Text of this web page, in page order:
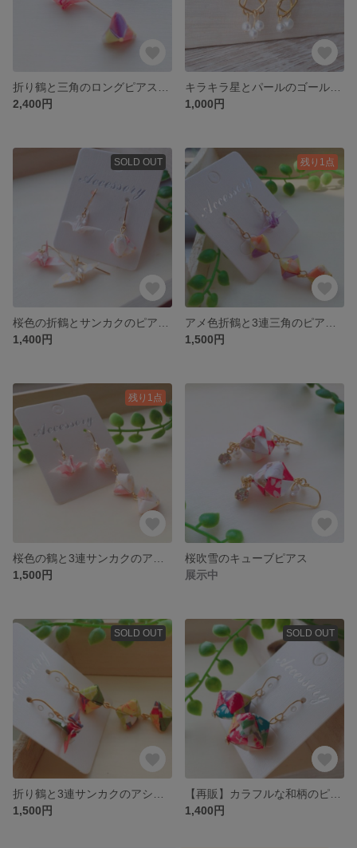
2,400円
1,000円
SOLD OUT
1,400円
残り1点
1,500円
残り1点
1,500円
桜吹雪のキューブピアス
展示中
SOLD OUT
1,500円
SOLD OUT
1,400円